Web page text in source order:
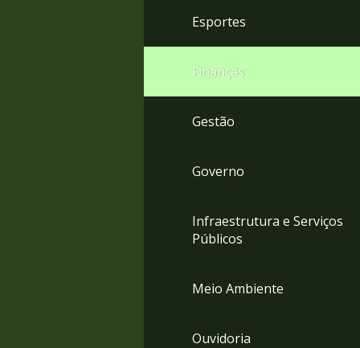
Esportes
Finanças
Gestão
Governo
Infraestrutura e Serviços
Públicos
Meio Ambiente
Ouvidoria